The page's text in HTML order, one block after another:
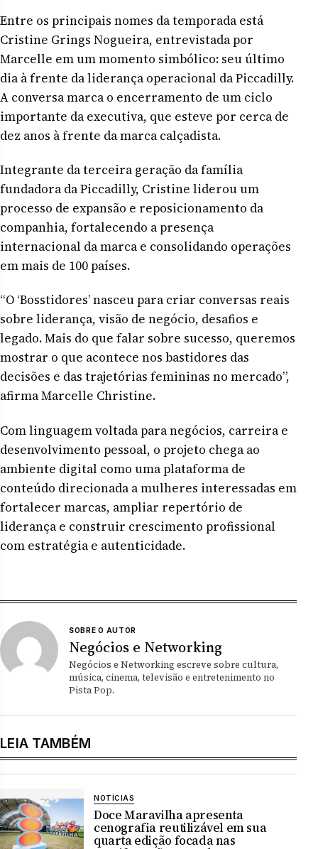
Entre os principais nomes da temporada está
Cristine Grings Nogueira, entrevistada por
Marcelle em um momento simbólico: seu último
dia à frente da liderança operacional da Piccadilly.
A conversa marca o encerramento de um ciclo
importante da executiva, que esteve por cerca de
dez anos à frente da marca calçadista.
Integrante da terceira geração da família
fundadora da Piccadilly, Cristine liderou um
processo de expansão e reposicionamento da
companhia, fortalecendo a presença
internacional da marca e consolidando operações
em mais de 100 países.
“O ‘Bosstidores’ nasceu para criar conversas reais
sobre liderança, visão de negócio, desafios e
legado. Mais do que falar sobre sucesso, queremos
mostrar o que acontece nos bastidores das
decisões e das trajetórias femininas no mercado”,
afirma Marcelle Christine.
Com linguagem voltada para negócios, carreira e
desenvolvimento pessoal, o projeto chega ao
ambiente digital como uma plataforma de
conteúdo direcionada a mulheres interessadas em
fortalecer marcas, ampliar repertório de
liderança e construir crescimento profissional
com estratégia e autenticidade.
SOBRE O AUTOR
Negócios e Networking
Negócios e Networking escreve sobre cultura,
música, cinema, televisão e entretenimento no
Pista Pop.
LEIA TAMBÉM
NOTÍCIAS
Doce Maravilha apresenta
cenografia reutilizável em sua
quarta edição focada nas